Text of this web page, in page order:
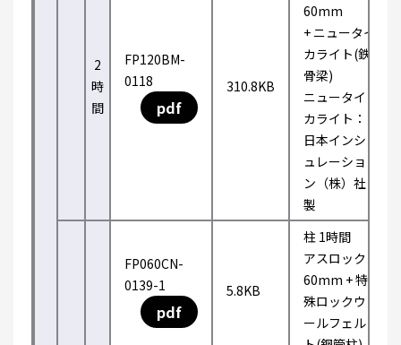
2
時
間
FP120BM-
0118
pdf
310.8KB
60mm
+ ニュータイ
カライト(鉄
骨梁)
ニュータイ
カライト：
日本インシ
ュレーショ
ン（株）社
製
FP060CN-
0139-1
pdf
5.8KB
柱 1時間
アスロック
60mm + 特
殊ロックウ
ールフェル